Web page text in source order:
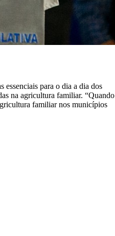
essenciais para o dia a dia dos
na agricultura familiar. “Quando
familiar nos municípios